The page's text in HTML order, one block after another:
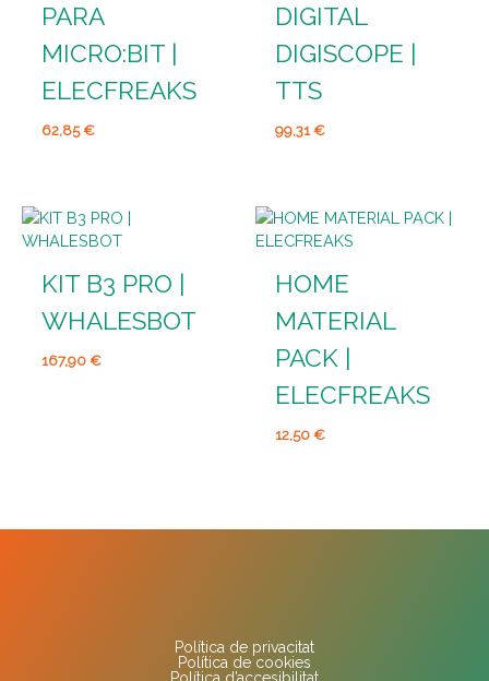
PARA
MICRO:BIT |
ELECFREAKS
62,85€
DIGITAL
DIGISCOPE |
TTS
99,31€
KIT B3 PRO |
WHALESBOT
167,90 €
HOME
MATERIAL
PACK |
ELECFREAKS
12,50 €
Política de privacitat
Política de cookies